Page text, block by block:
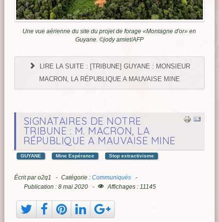
Une vue aérienne du site du projet de forage «Montagne d'or» en
Guyane. ©jody amiet/AFP
LIRE LA SUITE : [TRIBUNE] GUYANE : MONSIEUR
MACRON, LA RÉPUBLIQUE A MAUVAISE MINE
SIGNATAIRES DE NOTRE
TRIBUNE : M. MACRON, LA
RÉPUBLIQUE A MAUVAISE MINE
GUYANE Mine Espérance Stop extractivisme
Écrit paro2q1 Catégorie : Communiqués
Publication : 8 mai 2020
Affichages : 11145